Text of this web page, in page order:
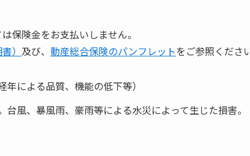
保険金をお支払いしません。
） 及び、 動産総合保険のパンフレットをご参照くださ
による品質、機能の低下等）
風、暴風雨、豪雨等による水災によって生じた損害。